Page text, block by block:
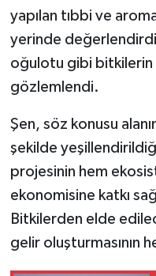
yapılan tıbbi ve
yerinde
oğulotu gibi bitkilerin
gözlemlendi.
Şen, söz konusu
şekilde
projesinin hem
ekonomisine katkı
Bitkilerden elde
gelir oluşturmasının